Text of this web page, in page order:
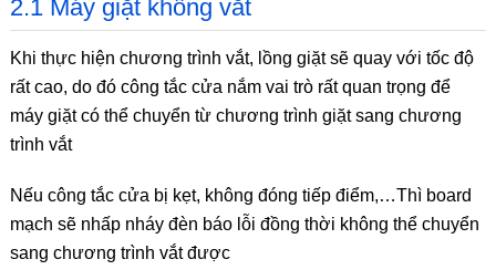
2.1 Máy giặt không vắt
Khi thực hiện chương trình vắt, lồng giặt sẽ quay với tốc độ
rất cao, do đó công tắc cửa nắm vai trò rất quan trọng để
máy giặt có thể chuyển từ chương trình giặt sang chương
trình vắt
Nếu công tắc cửa bị kẹt, không đóng tiếp điểm,…Thì board
mạch sẽ nhấp nháy đèn báo lỗi đồng thời không thể chuyển
sang chương trình vắt được